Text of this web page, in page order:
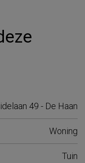
49 - De Haan
Woning
Tuin